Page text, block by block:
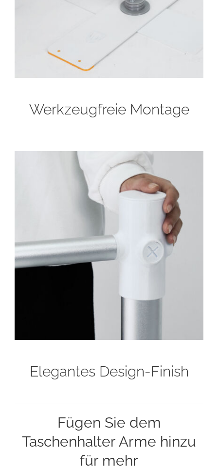
Werkzeugfreie Montage
Elegantes Design-Finish
Fügen Sie dem
Taschenhalter Arme hinzu
für mehr